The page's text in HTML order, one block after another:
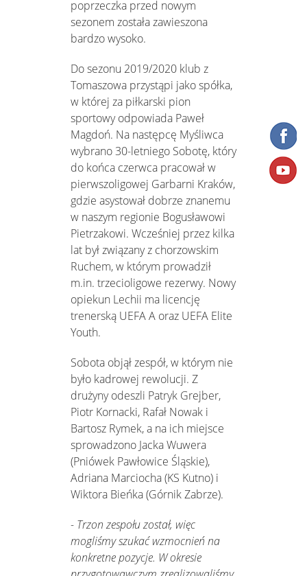
poprzeczka przed nowym
sezonem została zawieszona
bardzo wysoko.
Do sezonu 2019/2020 klub z
Tomaszowa przystąpi jako spółka,
w której za piłkarski pion
sportowy odpowiada Paweł
Magdoń. Na następcę Myśliwca
wybrano 30-letniego Sobotę, który
do końca czerwca pracował w
pierwszoligowej Garbarni Kraków,
gdzie asystował dobrze znanemu
w naszym regionie Bogusławowi
Pietrzakowi. Wcześniej przez kilka
lat był związany z chorzowskim
Ruchem, w którym prowadził
m.in. trzecioligowe rezerwy. Nowy
opiekun Lechii ma licencję
trenerską UEFA A oraz UEFA Elite
Youth.
Sobota objął zespół, w którym nie
było kadrowej rewolucji. Z
drużyny odeszli Patryk Grejber,
Piotr Kornacki, Rafał Nowak i
Bartosz Rymek, a na ich miejsce
sprowadzono Jacka Wuwera
(Pniówek Pawłowice Śląskie),
Adriana Marciocha (KS Kutno) i
Wiktora Bieńka (Górnik Zabrze).
- Trzon zespołu został, więc
mogliśmy szukać wzmocnień na
konkretne pozycje. W okresie